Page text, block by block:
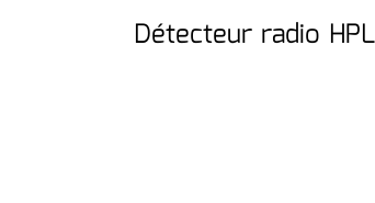
Détecteur radio